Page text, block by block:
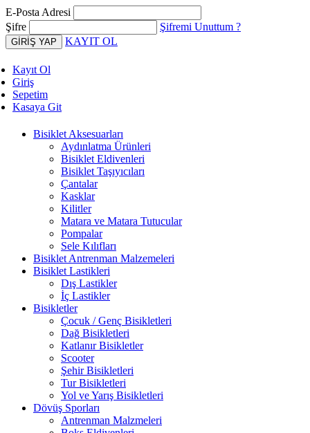
E-Posta Adresi
Şifre
Şifremi Unuttum ?
KAYIT OL
Kayıt Ol
Giriş
Sepetim
Kasaya Git
Bisiklet Aksesuarları
Aydınlatma Ürünleri
Bisiklet Eldivenleri
Bisiklet Taşıyıcıları
Çantalar
Kasklar
Kilitler
Matara ve Matara Tutucular
Pompalar
Sele Kılıfları
Bisiklet Antrenman Malzemeleri
Bisiklet Lastikleri
Dış Lastikler
İç Lastikler
Bisikletler
Çocuk / Genç Bisikletleri
Dağ Bisikletleri
Katlanır Bisikletler
Scooter
Şehir Bisikletleri
Tur Bisikletleri
Yol ve Yarış Bisikletleri
Dövüş Sporları
Antrenman Malzmeleri